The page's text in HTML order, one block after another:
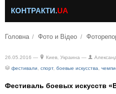
КОНТРАКТИ.UA
Головна Фото и Відео
26.05.2016 — Киев, Украина —
фестивали
спорт, боевые искусства
Фестиваль боевых искусств